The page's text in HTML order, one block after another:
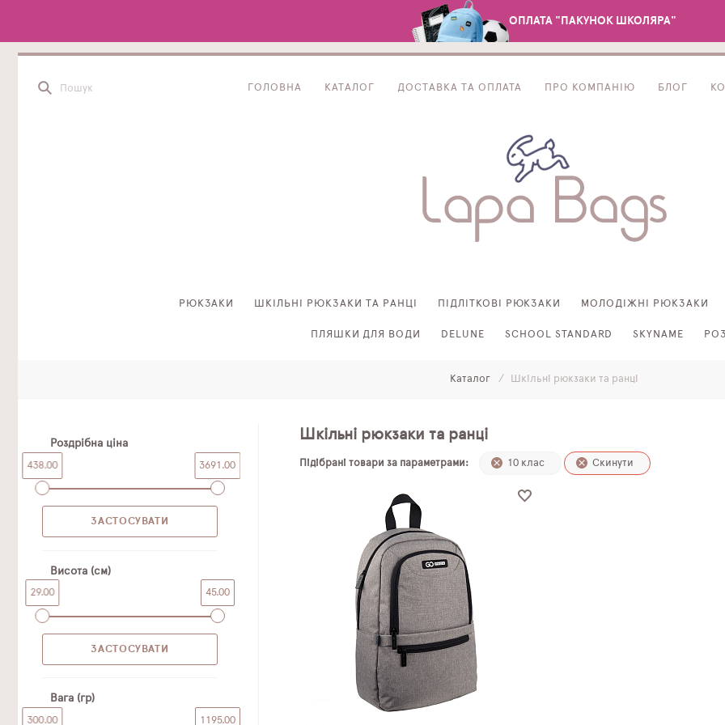
ОПЛАТА "ПАКУНОК ШКОЛЯРА"
ГОЛОВНА КАТАЛОГ ДОСТАВКА ТА ОПЛАТА ПРО КОМПАНІЮ БЛОГ
РЮКЗАКИ ШКІЛЬНІ РЮКЗАКИ ТА РАНЦІ ПІДЛІТКОВІ РЮКЗАКИ МОЛОДІЖНІ РЮКЗАКИ
ПЛЯШКИ ДЛЯ ВОДИ DELUNE SCHOOL STANDARD SKYNAME
Каталог Шкільні рюкзаки та ранці
Роздрібна ціна
438.00 3691.00
Висота (см)
29.00 45.00
Вага (гр)
300.00 1195.00
Шкільні рюкзаки та ранці
Підібрані товари за параметрами: 10 клас Скинути